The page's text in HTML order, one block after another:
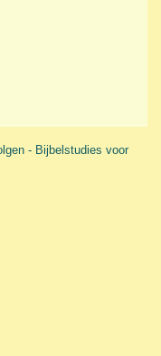
- Bijbelstudies voor